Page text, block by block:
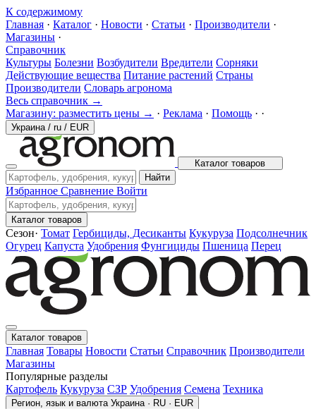
К содержимому
Главная · Каталог · Новости · Статьи · Производители ·
Магазины ·
Справочник
Культуры Болезни Возбудители Вредители Сорняки
Действующие вещества Питание растений Страны
Производители Словарь агронома
Весь справочник →
Магазину: разместить цены → · Реклама · Помощь · ·
Украина / ru / EUR
Каталог товаров
Найти
Избранное Сравнение Войти
Каталог товаров
Сезон· Томат Гербициды, Десиканты Кукуруза Подсолнечник
Огурец Капуста Удобрения Фунгициды Пшеница Перец
Каталог товаров
Главная Товары Новости Статьи Справочник Производители
Магазины
Популярные разделы
Картофель Кукуруза СЗР Удобрения Семена Техника
Регион, язык и валюта Украина · RU · EUR